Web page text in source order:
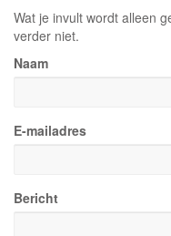
Wat je invult wordt alleen
verder niet.
Naam
E-mailadres
Bericht